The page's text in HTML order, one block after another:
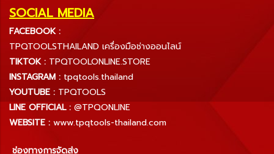
SOCIAL MEDIA
FACEBOOK :
TPQTOOLSTHAILAND เครื่องมือช่างออนไลน์
TIKTOK : TPQTOOLONLINE.STORE
INSTAGRAM : tpqtools.thailand
YOUTUBE : TPQTOOLS
LINE OFFICIAL : @TPQONLINE
WEBSITE : www.tpqtools-thailand.com
ช่องทางการจัดส่ง